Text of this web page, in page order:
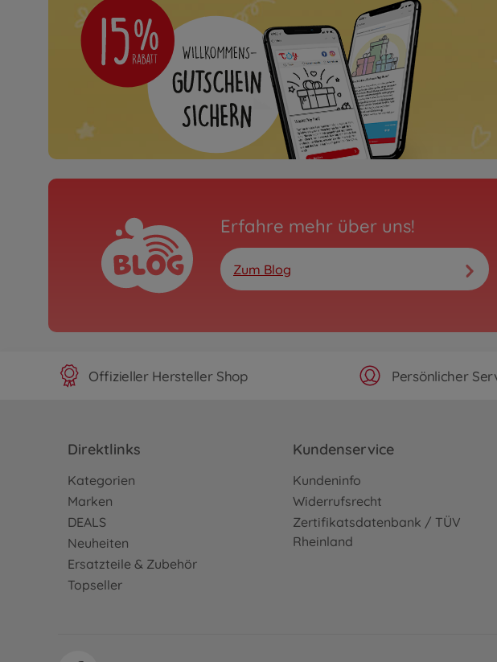
Erfahre mehr über uns!
Zum Blog
Offizieller Hersteller Shop Persönlicher
Direktlinks
Kategorien
Marken
DEALS
Neuheiten
Ersatzteile & Zubehör
Topseller
Kundenservice
Kundeninfo
Widerrufsrecht
Zertifikatsdatenbank / TÜV
Rheinland